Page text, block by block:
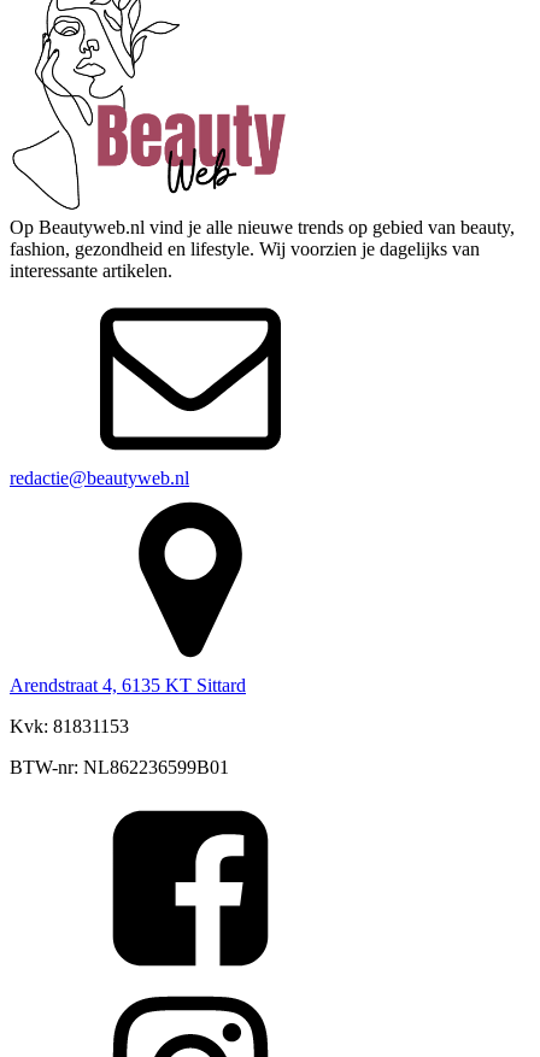
Op Beautyweb.nl vind je alle nieuwe trends op gebied van beauty,
fashion, gezondheid en lifestyle. Wij voorzien je dagelijks van
interessante artikelen.
redactie@beautyweb.nl
Arendstraat 4, 6135 KT Sittard
Kvk: 81831153
BTW-nr: NL862236599B01